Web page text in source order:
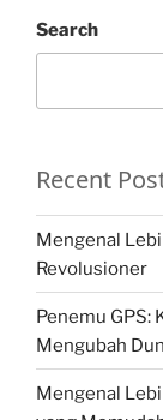
Search
Recent
Mengenal
Revolusioner
Penemu GPS:
Mengubah
Mengenal